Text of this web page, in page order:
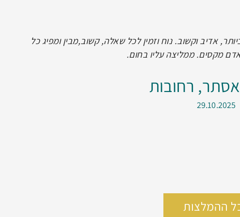
עבר בצורה פשוט חלקה ומדהימה, כמובן שהלכתי אליו
מהרגע הראשון מרגישים איתו בנחת שמדובר במישהו
שלי אליו, מדובר ברופא הכי מקצועי ומוכשר שיש , וגם
רבה לו וממליץ עליו בחום לאנשים שזקוקים לו !
ההמלצות